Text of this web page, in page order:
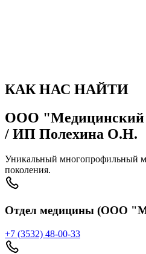
КАК НАС НАЙТИ
ООО "Медицинский
/ ИП Полехина О.Н.
Уникальный многопрофильный
поколения.
Отдел медицины (ООО
+7 (3532) 48-00-33